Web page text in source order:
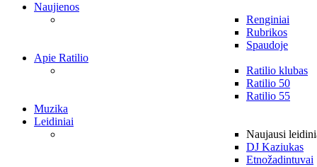
Naujienos
Renginiai
Rubrikos
Spaudoje
Apie Ratilio
Ratilio klubas
Ratilio 50
Ratilio 55
Muzika
Leidiniai
Naujausi
DJ Kaziukas
Etnožadintuvai